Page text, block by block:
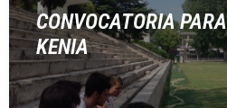
CONVOCATORIA
KENIA